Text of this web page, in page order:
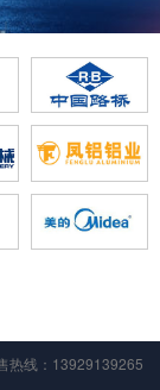
热线：13929139265